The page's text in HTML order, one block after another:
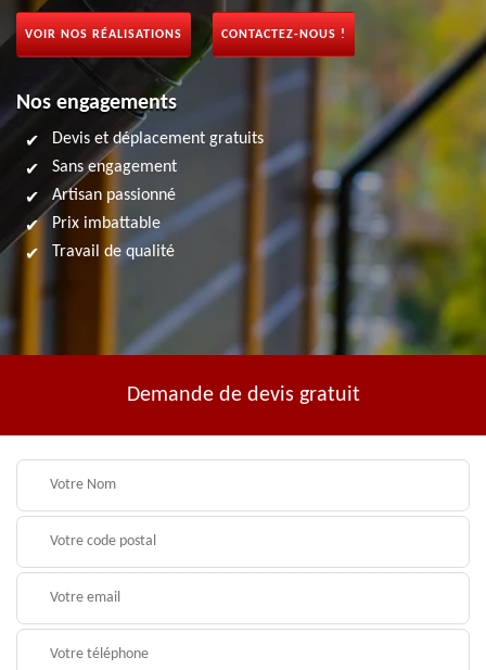
VOIR NOS RÉALISATIONS CONTACTEZ-NOUS !
Nos engagements
Devis et déplacement gratuits
Sans engagement
Artisan passionné
Prix imbattable
Travail de qualité
Demande de devis gratuit